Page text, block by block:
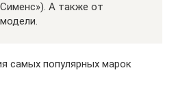
А также от
самых популярных марок